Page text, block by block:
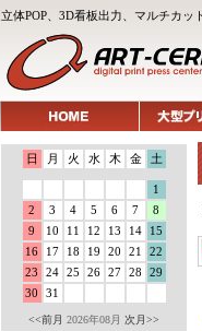
立体POP、3D看板出力、マルチカ
日 月 火 水 木 金 土
1
2
3 4 5 6 7
8
9
10 11 12 13 14
15
16
17 18 19 20 21
22
23
24 25 26 27 28
29
30
31
<<前月 2026年08月 次月>>